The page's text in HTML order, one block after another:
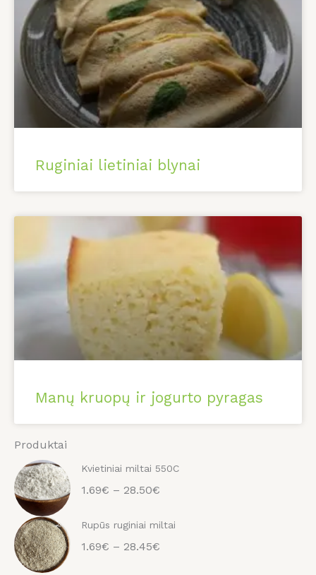
Ruginiai lietiniai blynai
Manų kruopų ir jogurto pyragas
Produktai
Kvietiniai miltai 550C
1.69€ – 28.50€
Rupūs ruginiai miltai
1.69€ – 28.45€